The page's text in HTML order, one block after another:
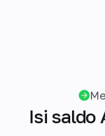
Isi saldo